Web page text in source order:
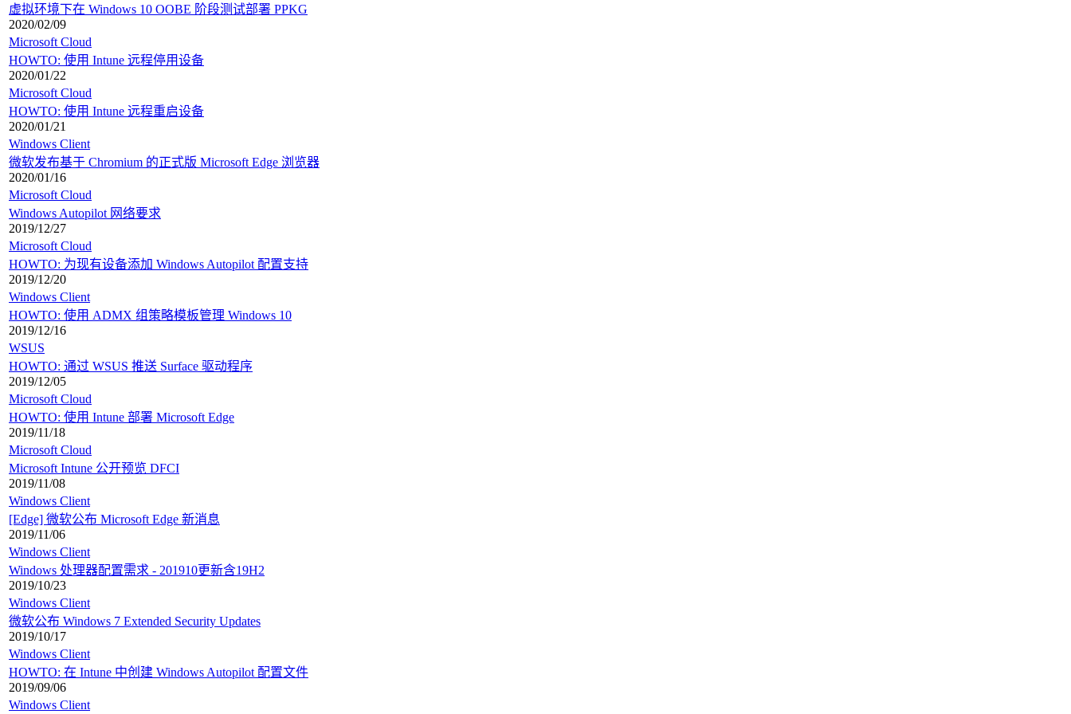
虚拟环境下在 Windows 10 OOBE 阶段测试部署 PPKG
2020/02/09
Microsoft Cloud
HOWTO: 使用 Intune 远程停用设备
2020/01/22
Microsoft Cloud
HOWTO: 使用 Intune 远程重启设备
2020/01/21
Windows Client
微软发布基于 Chromium 的正式版 Microsoft Edge 浏览器
2020/01/16
Microsoft Cloud
Windows Autopilot 网络要求
2019/12/27
Microsoft Cloud
HOWTO: 为现有设备添加 Windows Autopilot 配置支持
2019/12/20
Windows Client
HOWTO: 使用 ADMX 组策略模板管理 Windows 10
2019/12/16
WSUS
HOWTO: 通过 WSUS 推送 Surface 驱动程序
2019/12/05
Microsoft Cloud
HOWTO: 使用 Intune 部署 Microsoft Edge
2019/11/18
Microsoft Cloud
Microsoft Intune 公开预览 DFCI
2019/11/08
Windows Client
[Edge] 微软公布 Microsoft Edge 新消息
2019/11/06
Windows Client
Windows 处理器配置需求 - 201910更新含19H2
2019/10/23
Windows Client
微软公布 Windows 7 Extended Security Updates
2019/10/17
Windows Client
HOWTO: 在 Intune 中创建 Windows Autopilot 配置文件
2019/09/06
Windows Client